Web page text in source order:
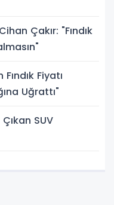
Çakır: "Fındık
Fiyatı
Uğrattı"
SUV